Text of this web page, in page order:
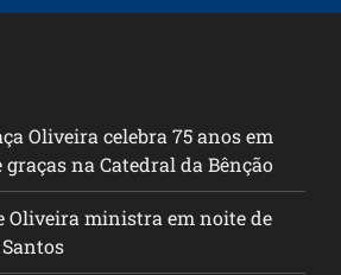
Oliveira celebra 75 anos em
graças na Catedral da Bênção
Oliveira ministra em noite de